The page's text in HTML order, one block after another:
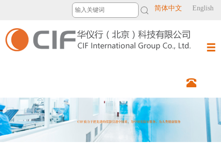
简体中文 English